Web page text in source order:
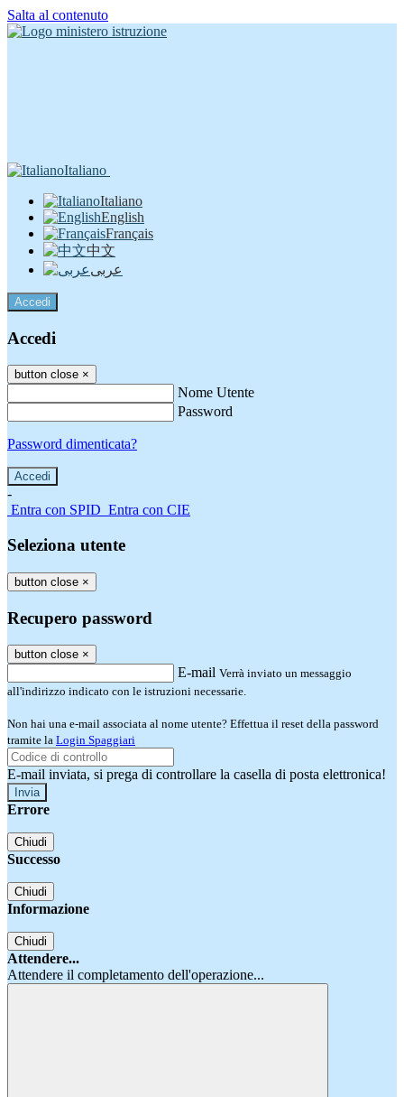
Salta al contenuto
Italiano
Italiano
English
Français
中文
عربى
Accedi
Accedi
button close ×
Nome Utente
Password
Password dimenticata?
-
Entra con SPID Entra con CIE
Seleziona utente
button close ×
Recupero password
button close ×
E-mail Verrà inviato un messaggio
all'indirizzo indicato con le istruzioni necessarie.
Non hai una e-mail associata al nome utente? Effettua il reset della password
tramite la Login Spaggiari
E-mail inviata, si prega di controllare la casella di posta elettronica!
Errore
Chiudi
Successo
Chiudi
Informazione
Chiudi
Attendere...
Attendere il completamento dell'operazione...